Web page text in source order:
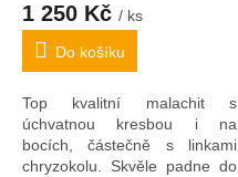
dekorativní malachit. 6 x
1 250 Kč / ks
Do košíku
Top kvalitní malachit s
úchvatnou kresbou i na
bocích, částečně s linkami
chryzokolu. Skvěle padne do